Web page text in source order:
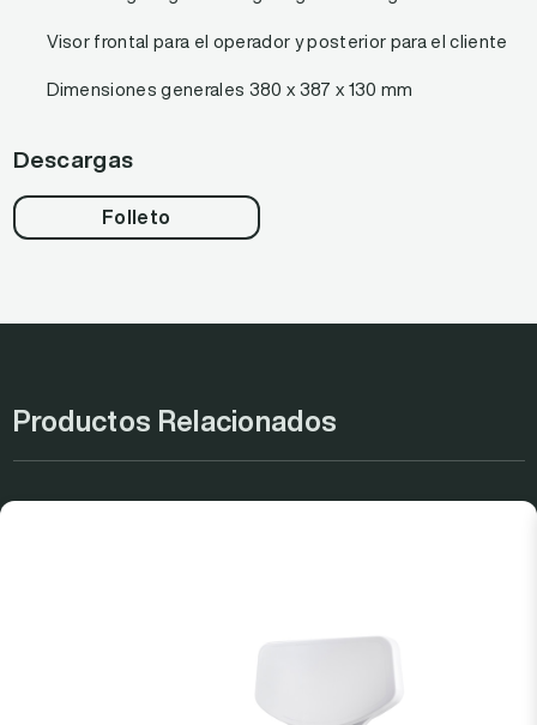
Visor frontal para el operador y posterior para el cliente
Dimensiones generales 380 x 387 x 130 mm
Descargas
Folleto
Productos Relacionados